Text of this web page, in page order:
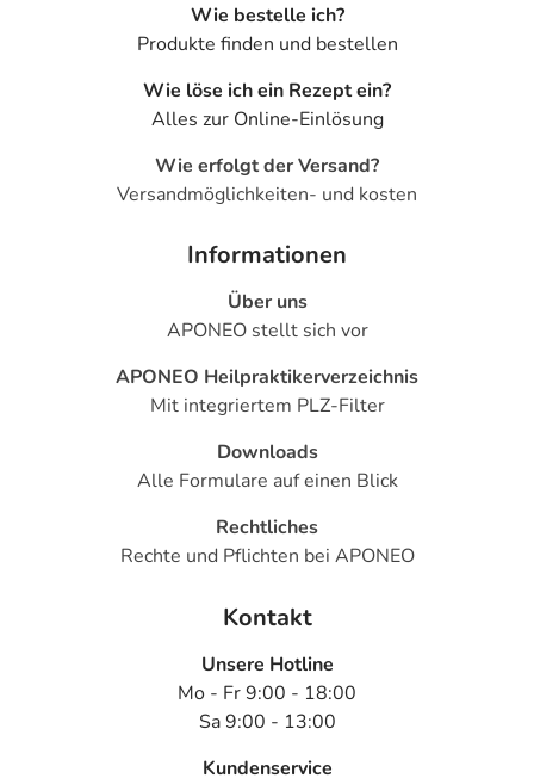
Wie bestelle ich?
Produkte finden und bestellen
Wie löse ich ein Rezept ein?
Alles zur Online-Einlösung
Wie erfolgt der Versand?
Versandmöglichkeiten- und kosten
Informationen
Über uns
APONEO stellt sich vor
APONEO Heilpraktikerverzeichnis
Mit integriertem PLZ-Filter
Downloads
Alle Formulare auf einen Blick
Rechtliches
Rechte und Pflichten bei APONEO
Kontakt
Unsere Hotline
Mo - Fr 9:00 - 18:00
Sa 9:00 - 13:00
Kundenservice